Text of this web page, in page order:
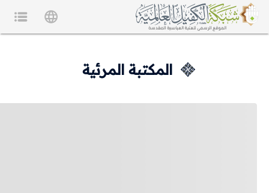
المكتبة المرئية